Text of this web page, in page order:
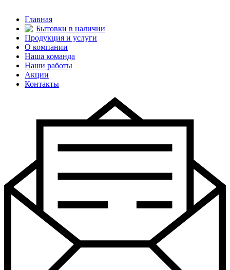
Главная
Бытовки в наличии
Продукция и услуги
О компании
Наша команда
Наши работы
Акции
Контакты